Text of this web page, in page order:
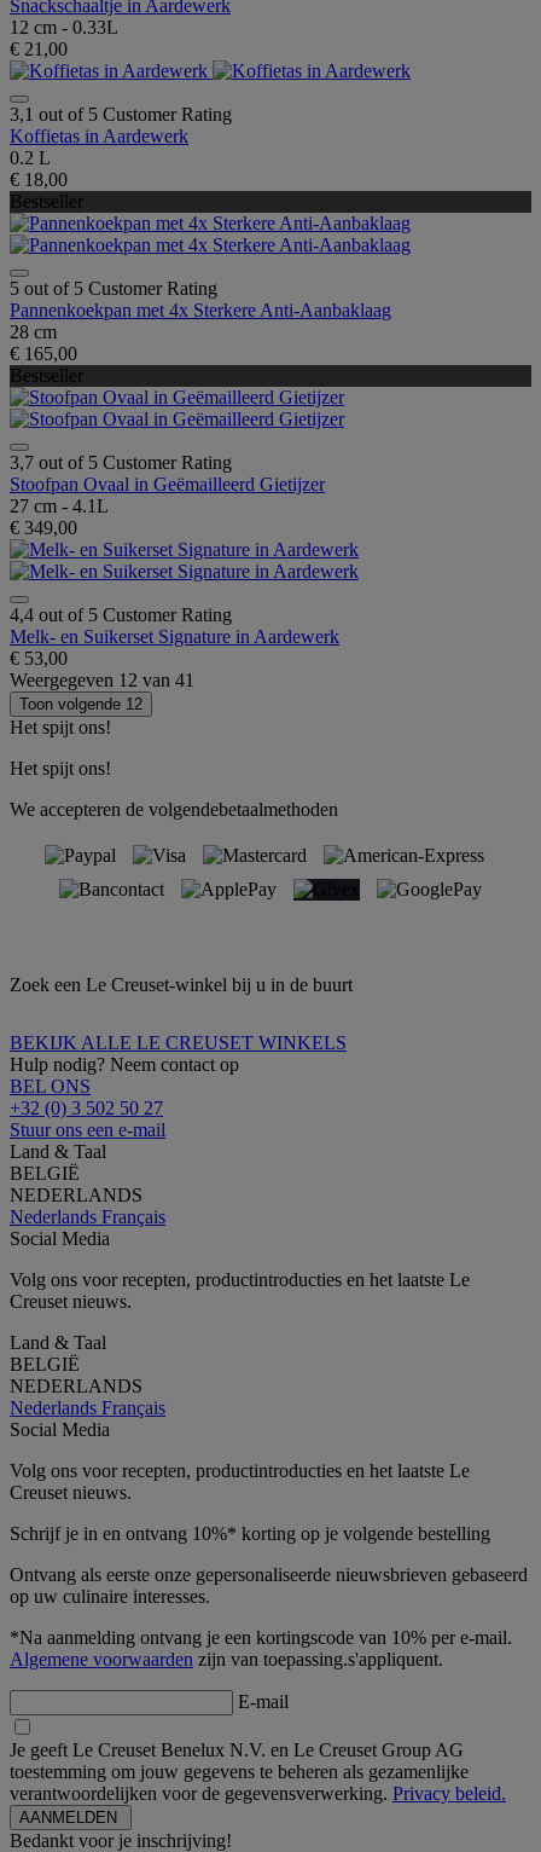
Snackschaaltje in Aardewerk
12 cm - 0.33L
€ 21,00
3,1 out of 5 Customer Rating
Koffietas in Aardewerk
0.2 L
€ 18,00
Bestseller
5 out of 5 Customer Rating
Pannenkoekpan met 4x Sterkere Anti-Aanbaklaag
28 cm
€ 165,00
Bestseller
3,7 out of 5 Customer Rating
Stoofpan Ovaal in Geëmailleerd Gietijzer
27 cm - 4.1L
€ 349,00
4,4 out of 5 Customer Rating
Melk- en Suikerset Signature in Aardewerk
€ 53,00
Weergegeven 12 van 41
Toon volgende 12
Het spijt ons!
Het spijt ons!
We accepteren de volgendebetaalmethoden
Zoek een Le Creuset-winkel bij u in de buurt
BEKIJK ALLE LE CREUSET WINKELS
Hulp nodig? Neem contact op
BEL ONS
+32 (0) 3 502 50 27
Stuur ons een e-mail
Land & Taal
BELGIË
NEDERLANDS
Nederlands Français
Social Media
Volg ons voor recepten, productintroducties en het laatste Le
Creuset nieuws.
Land & Taal
BELGIË
NEDERLANDS
Nederlands Français
Social Media
Volg ons voor recepten, productintroducties en het laatste Le
Creuset nieuws.
Schrijf je in en ontvang 10%* korting op je volgende bestelling
Ontvang als eerste onze gepersonaliseerde nieuwsbrieven gebaseerd
op uw culinaire interesses.
*Na aanmelding ontvang je een kortingscode van 10% per e-mail.
Algemene voorwaarden zijn van toepassing.s'appliquent.
E-mail
Je geeft Le Creuset Benelux N.V. en Le Creuset Group AG
toestemming om jouw gegevens te beheren als gezamenlijke
verantwoordelijken voor de gegevensverwerking. Privacy beleid.
Bedankt voor je inschrijving!